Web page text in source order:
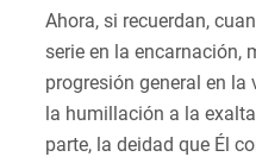
Ahora, si recuerdan,
serie en la encarnación,
progresión general en la
la humillación a la
parte, la deidad que Él